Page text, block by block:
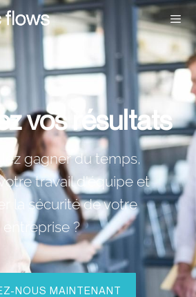
vos résultats
gagner du temps,
travail d'équipe et
la sécurité de votre
entreprise ?
NOUS MAINTENANT